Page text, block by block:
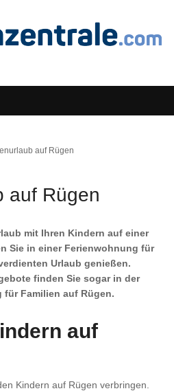
auf Rügen
auf Rügen
mit Ihren Kindern auf einer
Sie in einer Ferienwohnung für
Urlaub genießen.
finden Sie sogar in der
für Familien auf Rügen.
auf
Kindern auf Rügen verbringen.